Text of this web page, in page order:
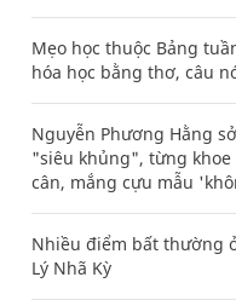
Mẹo học thuộc Bảng
hóa học bằng thơ, câu
Nguyễn Phương Hằng
"siêu khủng", từng
cân, mắng cựu mẫu
Nhiều điểm bất thường
Lý Nhã Kỳ